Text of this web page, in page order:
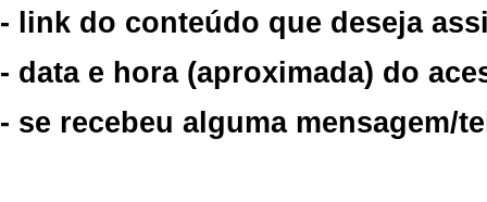
- link do conteúdo que deseja
- data e hora (aproximada) do
- se recebeu alguma mensagem/